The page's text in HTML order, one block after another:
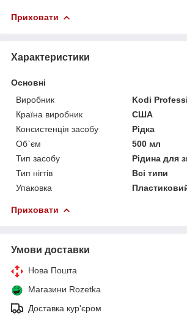
Приховати
Характеристики
Основні
Виробник
Kodi
Країна виробник
США
Консистенція засобу
Рідка
Об`єм
500 мл
Тип засобу
Рідина для
Тип нігтів
Всі типи
Упаковка
Приховати
Умови доставки
Нова Пошта
Магазини Rozetka
Доставка кур'єром